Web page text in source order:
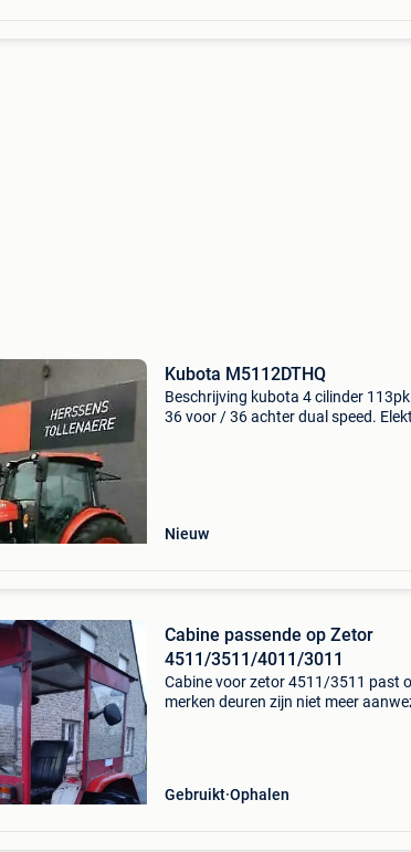
Kubota M5112DTHQ
Beschrijving kubota 4 cilinder
36 voor / 36 achter dual speed.
Nieuw
Cabine passende op Zetor
4511/3511/4011/3011
Cabine voor zetor 4511/3511 past
merken deuren zijn niet meer
Gebruikt Ophalen